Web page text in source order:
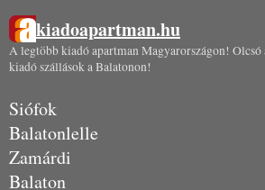
kiadoapartman.hu
A legtöbb kiadó apartman Magyarországon! Olcsó
kiadó szállások a Balatonon!
Siófok
Balatonlelle
Zamárdi
Balaton